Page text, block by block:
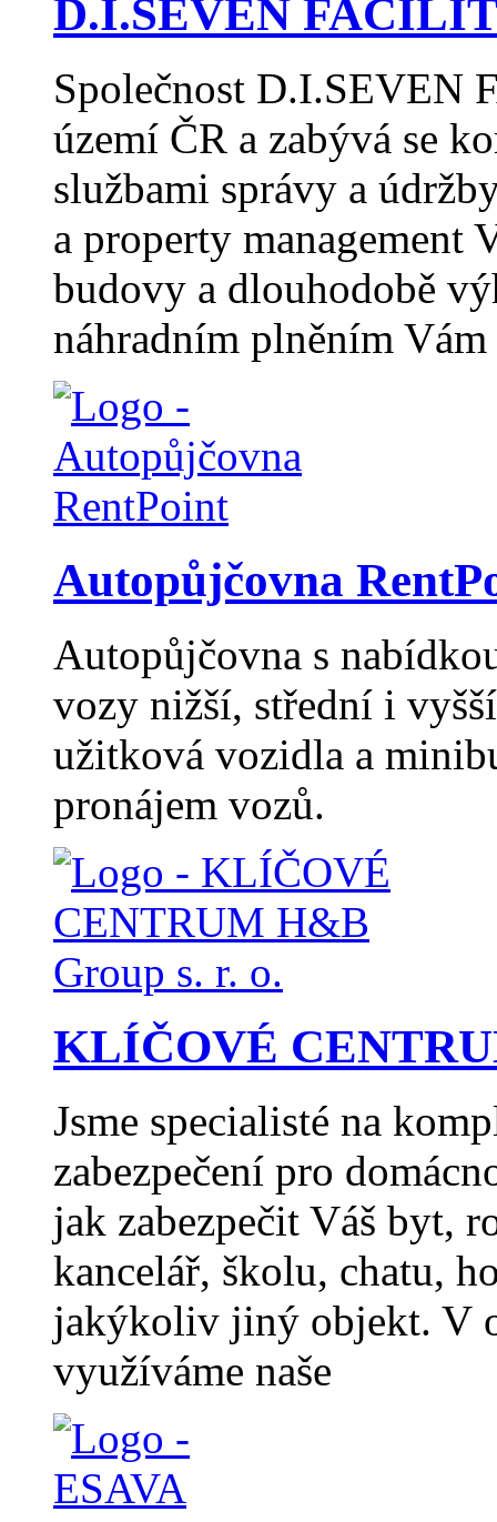
D.I.SEVEN
Společnost D.I.SEVEN
území ČR a zabývá se
službami správy a
a property management
budovy a dlouhodobě
náhradním plněním
Autopůjčovna
Autopůjčovna s
vozy nižší, střední i
užitková vozidla a
pronájem vozů.
KLÍČOVÉ
Jsme specialisté na
zabezpečení pro
jak zabezpečit Váš byt,
kancelář, školu, chatu,
jakýkoliv jiný objekt. V
využíváme naše